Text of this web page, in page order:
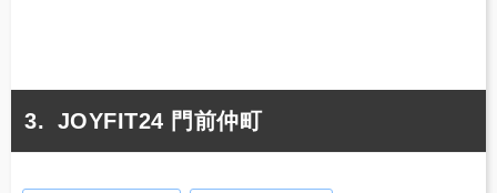
JOYFIT24 門前仲町